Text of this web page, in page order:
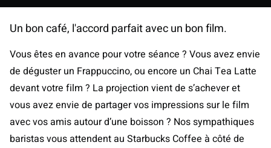
Un bon café, l'accord parfait avec un bon film.
Vous êtes en avance pour votre séance ? Vous avez envie
de déguster un Frappuccino, ou encore un Chai Tea Latte
devant votre film ? La projection vient de s’achever et
vous avez envie de partager vos impressions sur le film
avec vos amis autour d’une boisson ? Nos sympathiques
baristas vous attendent au Starbucks Coffee à côté de